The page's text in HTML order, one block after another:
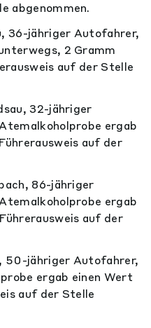
abgenommen.
36-jähriger Autofahrer,
2 Gramm
auf der Stelle
32-jähriger
ergab
auf der
86-jähriger
ergab
auf der
50-jähriger Autofahrer,
ergab einen Wert
auf der Stelle